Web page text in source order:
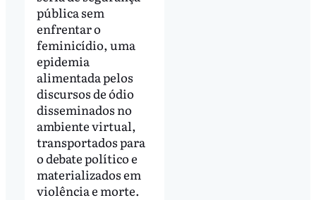
pública sem
enfrentar o
feminicídio, uma
epidemia
alimentada pelos
discursos de ódio
disseminados no
ambiente virtual,
transportados para
o debate político e
materializados em
violência e morte.